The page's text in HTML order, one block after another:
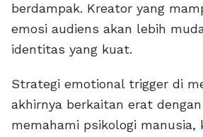
berdampak. Kreator yang
emosi audiens akan lebih
identitas yang kuat.
Strategi emotional trigger di
akhirnya berkaitan erat
memahami psikologi manusia,